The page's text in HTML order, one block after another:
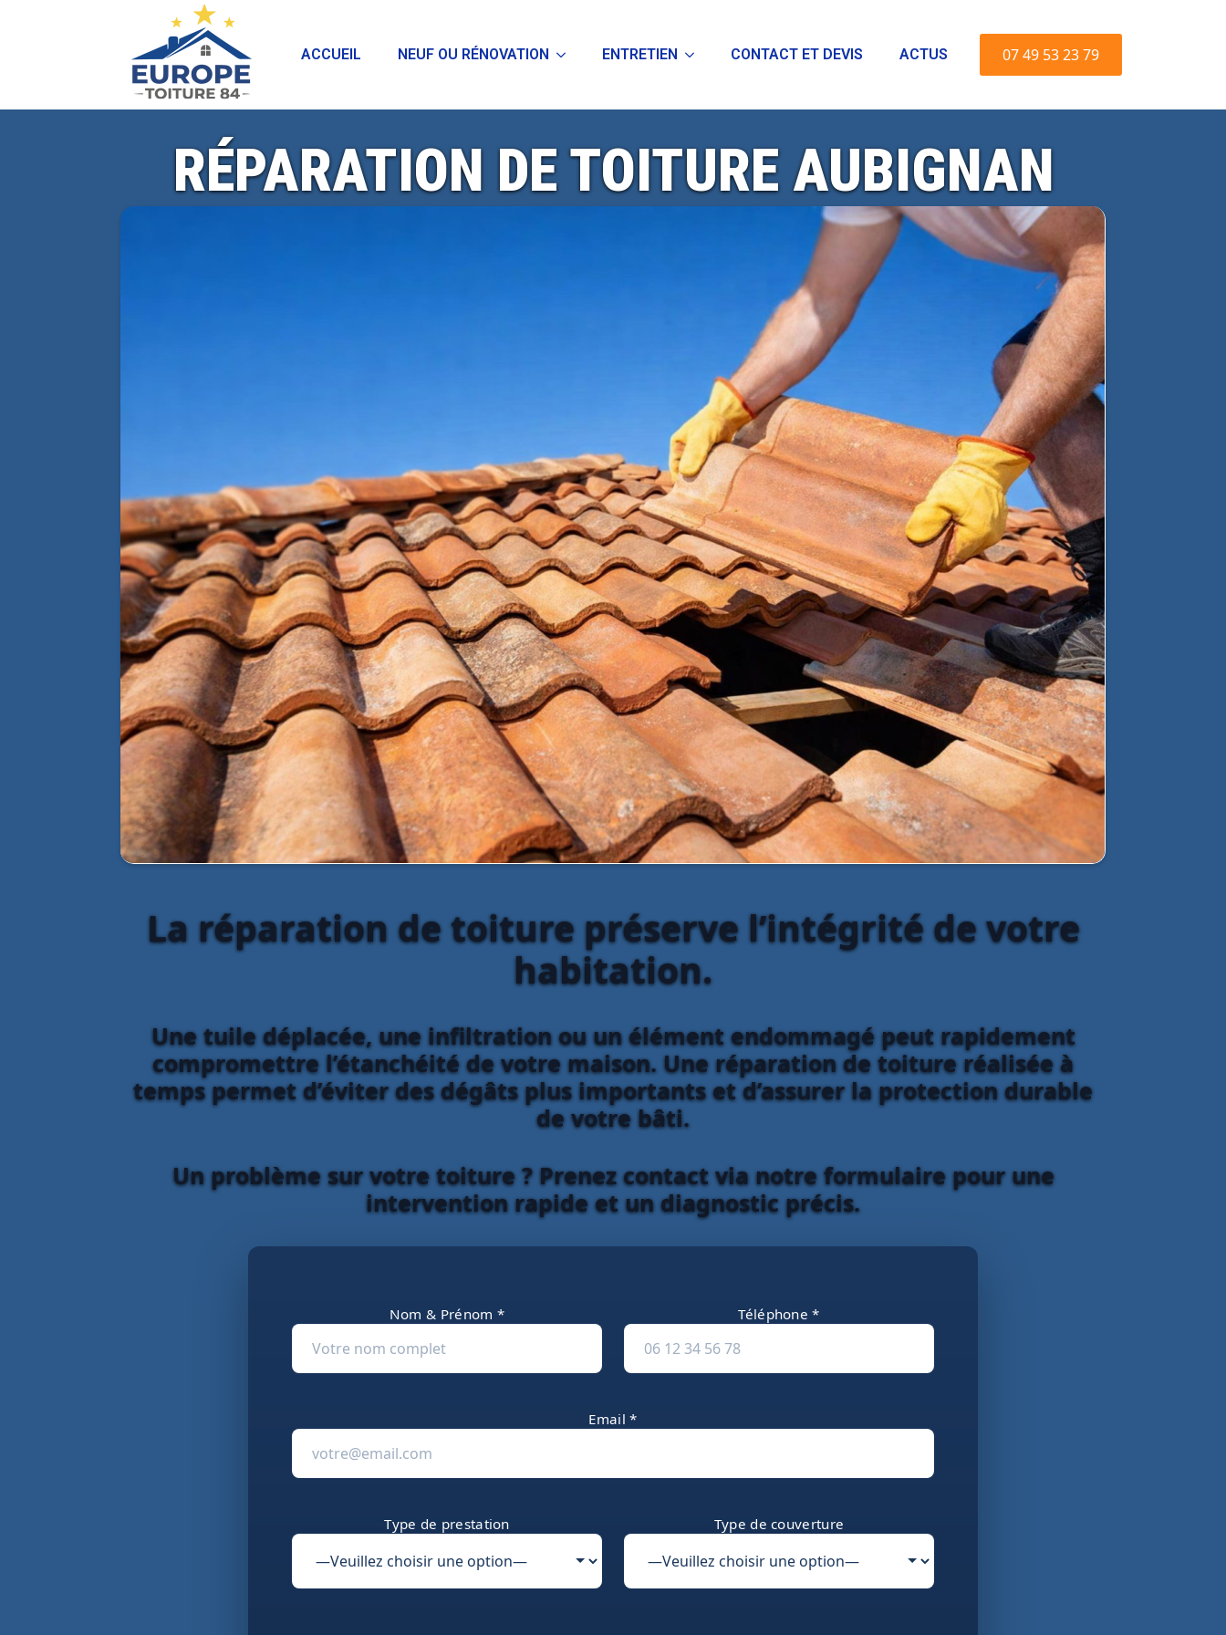
ACCUEIL NEUF OU RÉNOVATION ENTRETIEN CONTACT ET DEVIS ACTUS 07 49 53 23 79
RÉPARATION DE TOITURE AUBIGNAN
La réparation de toiture préserve l’intégrité de votre
habitation.
Une tuile déplacée, une infiltration ou un élément endommagé peut rapidement
compromettre l’étanchéité de votre maison. Une réparation de toiture réalisée à
temps permet d’éviter des dégâts plus importants et d’assurer la protection durable
de votre bâti.
Un problème sur votre toiture ? Prenez contact via notre formulaire pour une
intervention rapide et un diagnostic précis.
Nom & Prénom * Téléphone *
Email *
Type de prestation Type de couverture